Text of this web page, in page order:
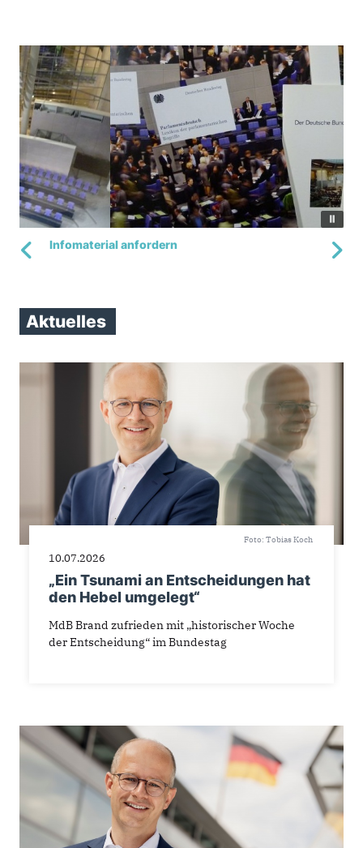
Infomaterial anfordern
Aktuelles
Foto: Tobias Koch
10.07.2026
„Ein Tsunami an Entscheidungen hat
den Hebel umgelegt“
MdB Brand zufrieden mit „historischer Woche
der Entscheidung“ im Bundestag